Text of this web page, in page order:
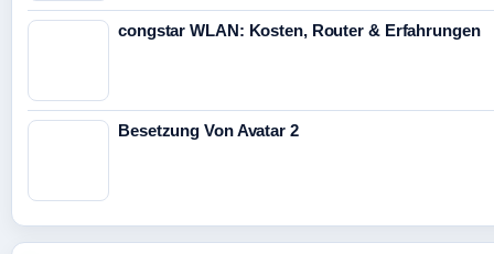
congstar WLAN: Kosten, Router & Erfahrungen
Besetzung Von Avatar 2